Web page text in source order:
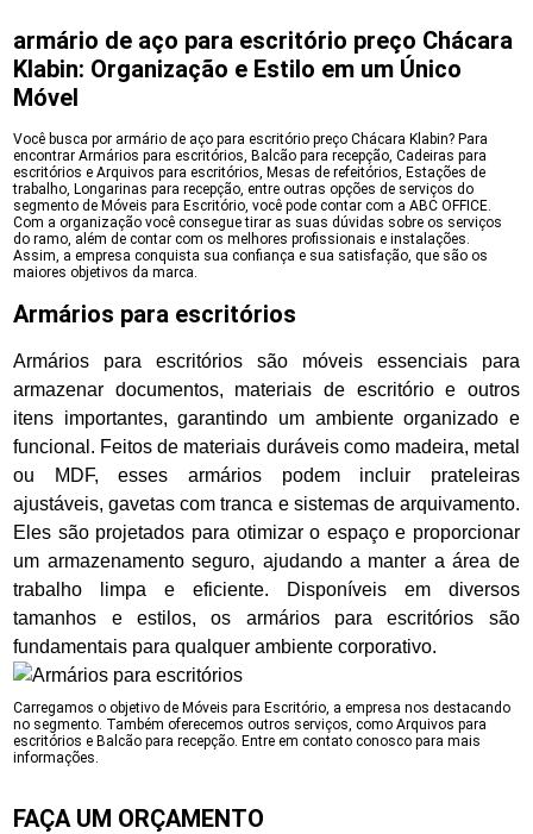
armário de aço para escritório preço Chácara
Klabin: Organização e Estilo em um Único
Móvel
Você busca por armário de aço para escritório preço Chácara Klabin? Para
encontrar Armários para escritórios, Balcão para recepção, Cadeiras para
escritórios e Arquivos para escritórios, Mesas de refeitórios, Estações de
trabalho, Longarinas para recepção, entre outras opções de serviços do
segmento de Móveis para Escritório, você pode contar com a ABC OFFICE.
Com a organização você consegue tirar as suas dúvidas sobre os serviços
do ramo, além de contar com os melhores profissionais e instalações.
Assim, a empresa conquista sua confiança e sua satisfação, que são os
maiores objetivos da marca.
Armários para escritórios
Armários para escritórios são móveis essenciais para
armazenar documentos, materiais de escritório e outros
itens importantes, garantindo um ambiente organizado e
funcional. Feitos de materiais duráveis como madeira, metal
ou MDF, esses armários podem incluir prateleiras
ajustáveis, gavetas com tranca e sistemas de arquivamento.
Eles são projetados para otimizar o espaço e proporcionar
um armazenamento seguro, ajudando a manter a área de
trabalho limpa e eficiente. Disponíveis em diversos
tamanhos e estilos, os armários para escritórios são
fundamentais para qualquer ambiente corporativo.
Carregamos o objetivo de Móveis para Escritório, a empresa nos destacando
no segmento. Também oferecemos outros serviços, como Arquivos para
escritórios e Balcão para recepção. Entre em contato conosco para mais
informações.
FAÇA UM ORÇAMENTO